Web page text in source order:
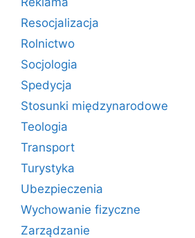
Resocjalizacja
Rolnictwo
Socjologia
Spedycja
Stosunki międzynarodowe
Teologia
Transport
Turystyka
Ubezpieczenia
Wychowanie fizyczne
Zarządzanie